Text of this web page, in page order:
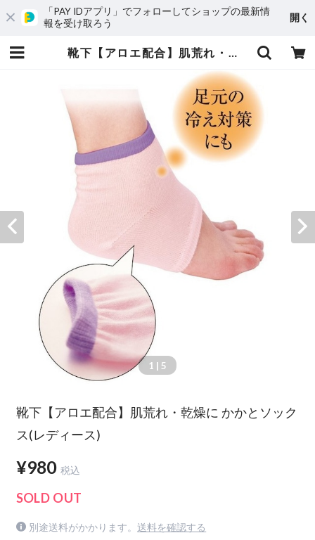
「PAY IDアプリ」でフォローしてショップの最新情
報を受け取ろう
開く
靴下【アロエ配合】肌荒れ・乾燥に かかとソックス(レディース) | uniBesion(ユニビジョン)
1 | 5
靴下【アロエ配合】肌荒れ・乾燥に かかとソック
ス(レディース)
¥980 税込
SOLD OUT
別途送料がかかります。 送料を確認する